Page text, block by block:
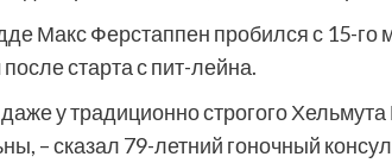
Макс Ферстаппен пробился с 15-го
старта с пит-лейна.
у традиционно строгого
– сказал 79-летний гоночный